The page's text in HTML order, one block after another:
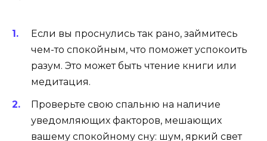
Если вы проснулись так рано, займитесь
чем-то спокойным, что поможет успокоить
разум. Это может быть чтение книги или
медитация.
Проверьте свою спальню на наличие
уведомляющих факторов, мешающих
вашему спокойному сну: шум, яркий свет